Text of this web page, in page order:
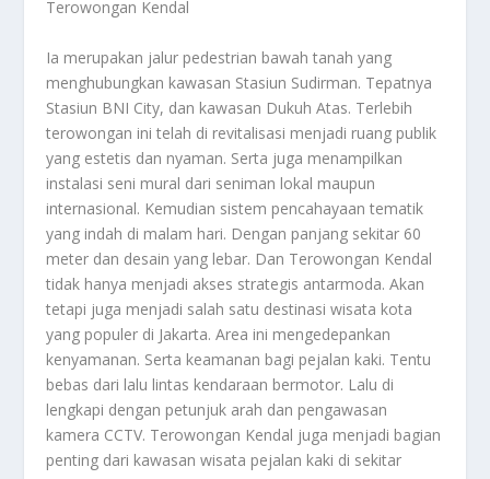
Terowongan Kendal
Ia merupakan jalur pedestrian bawah tanah yang
menghubungkan kawasan Stasiun Sudirman. Tepatnya
Stasiun BNI City, dan kawasan Dukuh Atas. Terlebih
terowongan ini telah di revitalisasi menjadi ruang publik
yang estetis dan nyaman. Serta juga menampilkan
instalasi seni mural dari seniman lokal maupun
internasional. Kemudian sistem pencahayaan tematik
yang indah di malam hari. Dengan panjang sekitar 60
meter dan desain yang lebar. Dan Terowongan Kendal
tidak hanya menjadi akses strategis antarmoda. Akan
tetapi juga menjadi salah satu destinasi wisata kota
yang populer di Jakarta. Area ini mengedepankan
kenyamanan. Serta keamanan bagi pejalan kaki. Tentu
bebas dari lalu lintas kendaraan bermotor. Lalu di
lengkapi dengan petunjuk arah dan pengawasan
kamera CCTV. Terowongan Kendal juga menjadi bagian
penting dari kawasan wisata pejalan kaki di sekitar